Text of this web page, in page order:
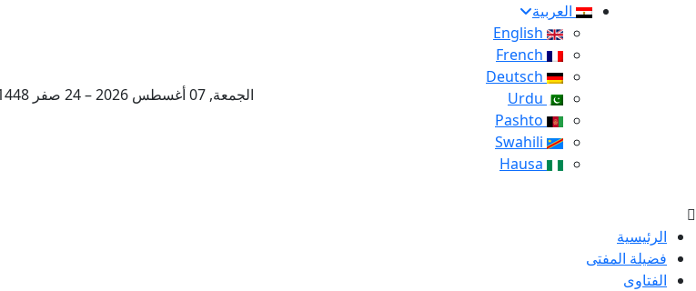
العربية
الجمعة, 07 أغسطس 2026 – 24 صفر 1448 هـ
الرئيسية
فضيلة المفتى
الفتاوى